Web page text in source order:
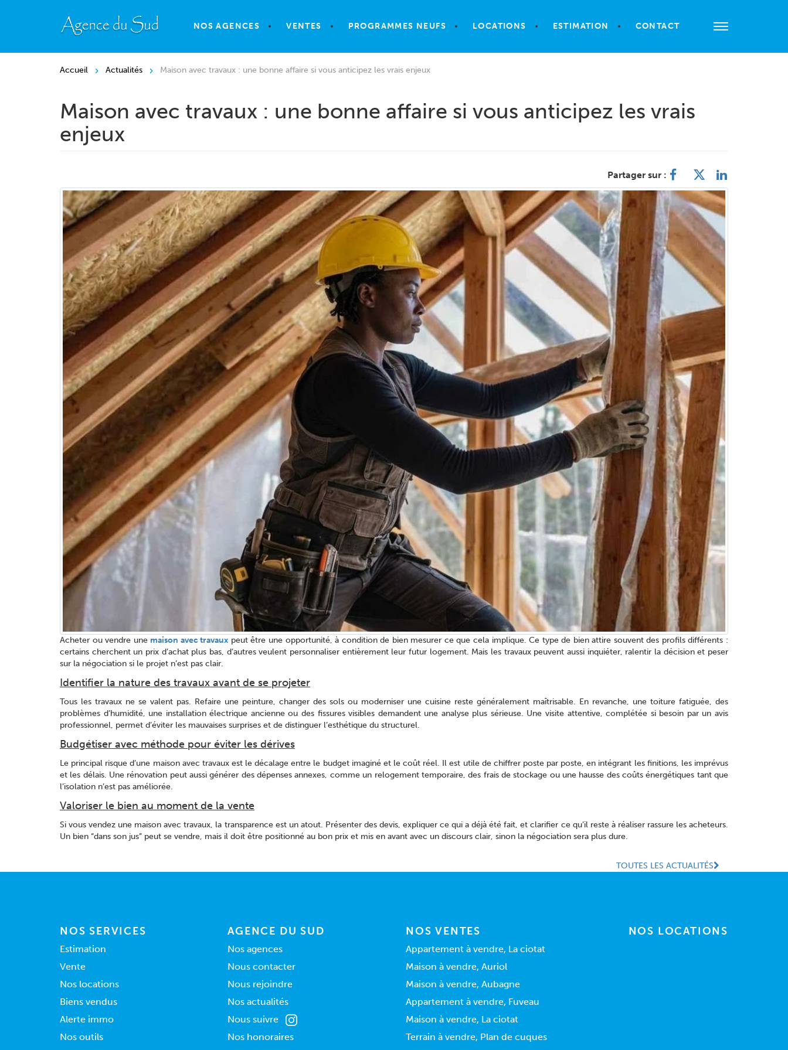
NOS AGENCES VENTES PROGRAMMES NEUFS LOCATIONS ESTIMATION CONTACT
Accueil Actualités Maison avec travaux : une bonne affaire si vous anticipez les vrais enjeux
Maison avec travaux : une bonne affaire si vous anticipez les vrais
enjeux
Partager sur :
Acheter ou vendre une maison avec travaux peut être une opportunité, à condition de bien mesurer ce que cela implique. Ce type de bien attire souvent des profils différents :
certains cherchent un prix d’achat plus bas, d’autres veulent personnaliser entièrement leur futur logement. Mais les travaux peuvent aussi inquiéter, ralentir la décision et peser
sur la négociation si le projet n’est pas clair.
Identifier la nature des travaux avant de se projeter
Tous les travaux ne se valent pas. Refaire une peinture, changer des sols ou moderniser une cuisine reste généralement maîtrisable. En revanche, une toiture fatiguée, des
problèmes d’humidité, une installation électrique ancienne ou des fissures visibles demandent une analyse plus sérieuse. Une visite attentive, complétée si besoin par un avis
professionnel, permet d’éviter les mauvaises surprises et de distinguer l’esthétique du structurel.
Budgétiser avec méthode pour éviter les dérives
Le principal risque d’une maison avec travaux est le décalage entre le budget imaginé et le coût réel. Il est utile de chiffrer poste par poste, en intégrant les finitions, les imprévus
et les délais. Une rénovation peut aussi générer des dépenses annexes, comme un relogement temporaire, des frais de stockage ou une hausse des coûts énergétiques tant que
l’isolation n’est pas améliorée.
Valoriser le bien au moment de la vente
Si vous vendez une maison avec travaux, la transparence est un atout. Présenter des devis, expliquer ce qui a déjà été fait, et clarifier ce qu’il reste à réaliser rassure les acheteurs.
Un bien “dans son jus” peut se vendre, mais il doit être positionné au bon prix et mis en avant avec un discours clair, sinon la négociation sera plus dure.
TOUTES LES ACTUALITÉS
NOS SERVICES
Estimation
Vente
Nos locations
Biens vendus
Alerte immo
Nos outils
AGENCE DU SUD
Nos agences
Nous contacter
Nous rejoindre
Nos actualités
Nous suivre
Nos honoraires
NOS VENTES
Appartement à vendre, La ciotat
Maison à vendre, Auriol
Maison à vendre, Aubagne
Appartement à vendre, Fuveau
Maison à vendre, La ciotat
Terrain à vendre, Plan de cuques
NOS LOCATIONS